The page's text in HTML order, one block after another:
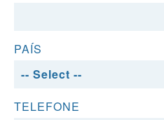
PAÍS
TELEFONE